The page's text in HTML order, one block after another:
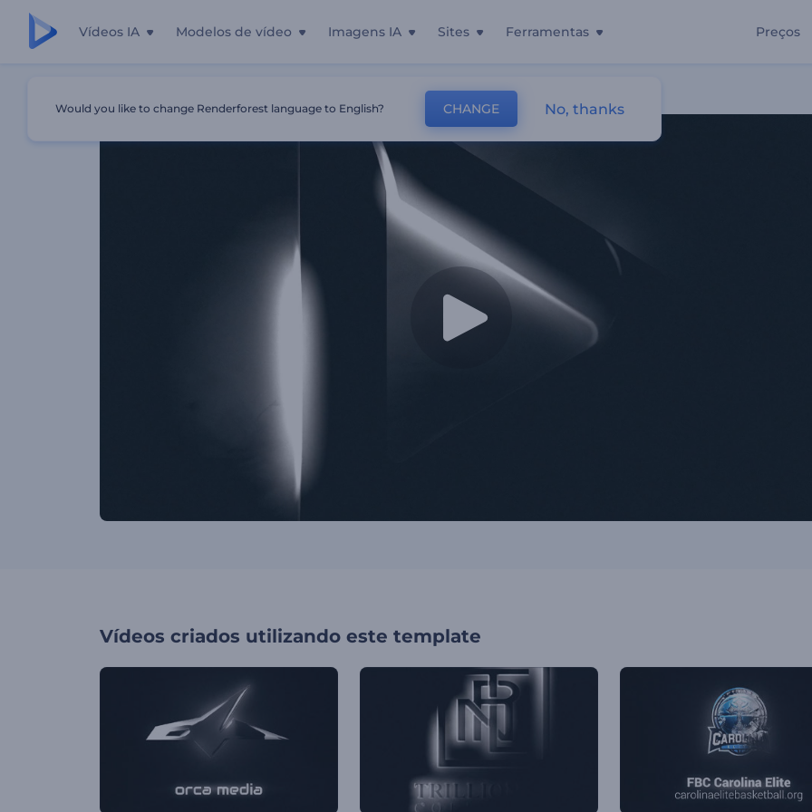
Vídeos IA Modelos de vídeo Imagens IA Sites Ferramentas Preços
Revelação De Logotipo Com Brilho Cinematográfico
Vídeos criados utilizando este template
Would you like to change Renderforest language to English? CHANGE No, thanks